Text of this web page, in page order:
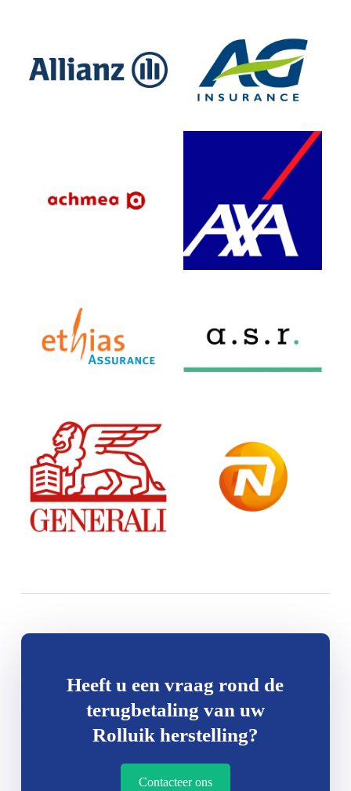
Heeft u een vraag rond de
terugbetaling van uw
Rolluik herstelling?
Contacteer ons